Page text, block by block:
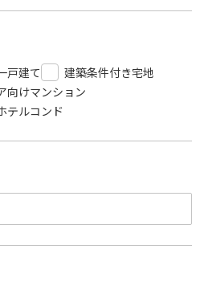
戸建て
建築条件付き宅地
向けマンション
テルコンド